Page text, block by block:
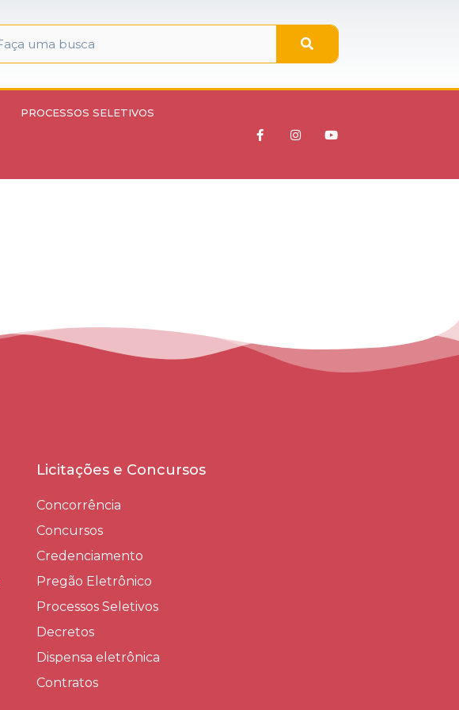
PROCESSOS SELETIVOS
Licitações e Concursos
Concorrência
Concursos
Credenciamento
Pregão Eletrônico
Processos Seletivos
Decretos
Dispensa eletrônica
Contratos